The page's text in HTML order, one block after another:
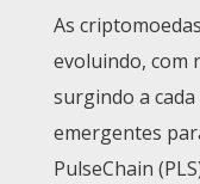
As
evoluindo, com
surgindo a
emergentes
PulseChain